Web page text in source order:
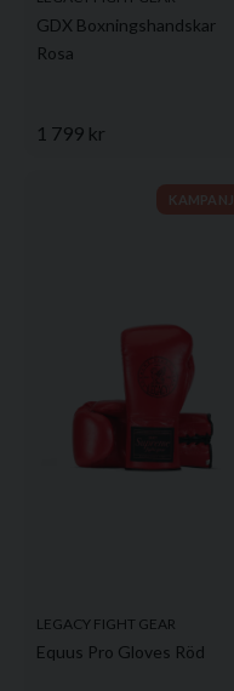
GDX Boxningshandskar
Rosa
1 799 kr
LEGACY FIGHT GEAR
Equus Pro Gloves Röd
KAMPANJ